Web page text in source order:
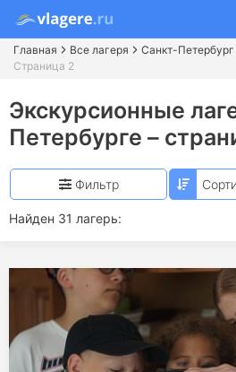
Главная Все лагеря Санкт-Петербург
Страница 2
Экскурсионные
Петербурге –
Найден 31 лагерь:
Фильтр